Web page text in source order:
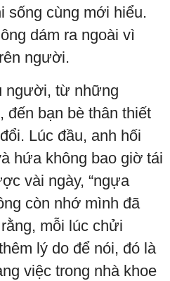
sống cùng mới hiểu.
dám ra ngoài vì
người.
người, từ những
đến bạn bè thân thiết
Lúc đầu, anh hối
hứa không bao giờ tái
vài ngày, “ngựa
còn nhớ mình đã
mỗi lúc chửi
lý do để nói, đó là
việc trong nhà khoe